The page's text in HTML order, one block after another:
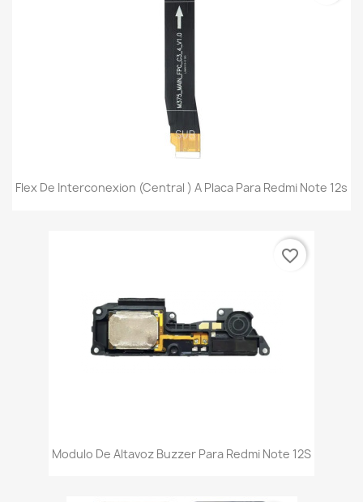
Flex De Interconexion (Central ) A Placa Para Redmi Note 12s
Modulo De Altavoz Buzzer Para Redmi Note 12S
favorite_border